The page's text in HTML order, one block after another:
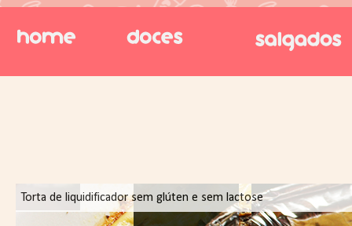
Torta de liquidificador sem glúten e sem lactose